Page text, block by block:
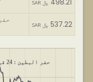
SAR ﷼ 498.21
SAR ﷼ 537.22
حفر البطین : 24 قیراط سونے کی تاریخی قیمتیں